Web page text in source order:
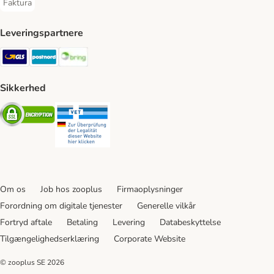
Faktura
Faktura Payment Method
Leveringspartnere
GLS Shipping Method
Postnord Shipping Method
Sikkerhed
Security
Om os Job hos zooplus
Firmaoplysninger
Forordning om digitale tjenester
Generelle vilkår
Fortryd aftale
Betaling Levering
Databeskyttelse
Tilgængelighedserklæring
Corporate Website
© zooplus SE 2026